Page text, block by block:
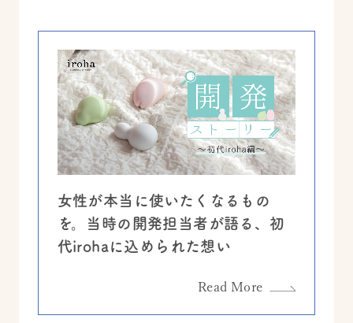
女性が本当に使いたくなるもの
を。当時の開発担当者が語る、初
代irohaに込められた想い
Read More